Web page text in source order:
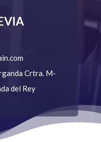
Crtra. M-
del Rey